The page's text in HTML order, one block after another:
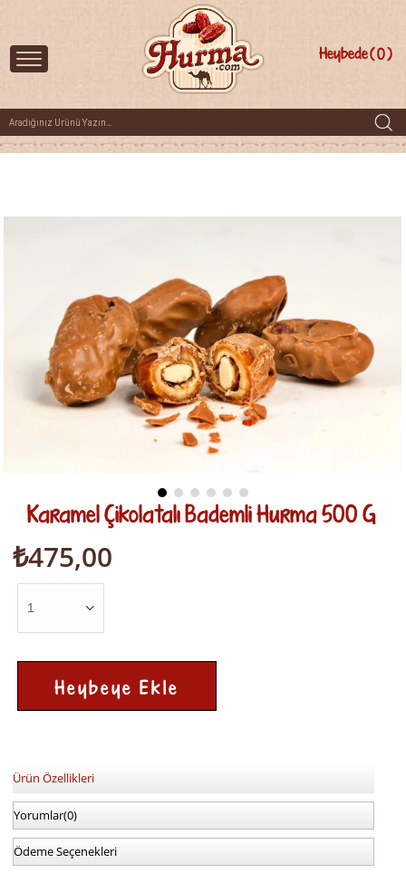
0
Heybede
Karamel Çikolatalı Bademli Hurma 500 G
₺475,00
Ürün Özellikleri
Yorumlar(0)
Ödeme Seçenekleri